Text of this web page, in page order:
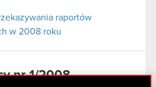
raportów
w 2008 roku
nr 1/2008